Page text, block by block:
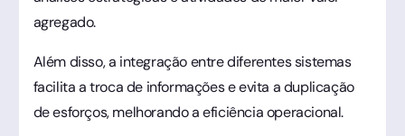
agregado.
Além disso, a integração entre diferentes sistemas
facilita a troca de informações e evita a duplicação
de esforços, melhorando a eficiência operacional.